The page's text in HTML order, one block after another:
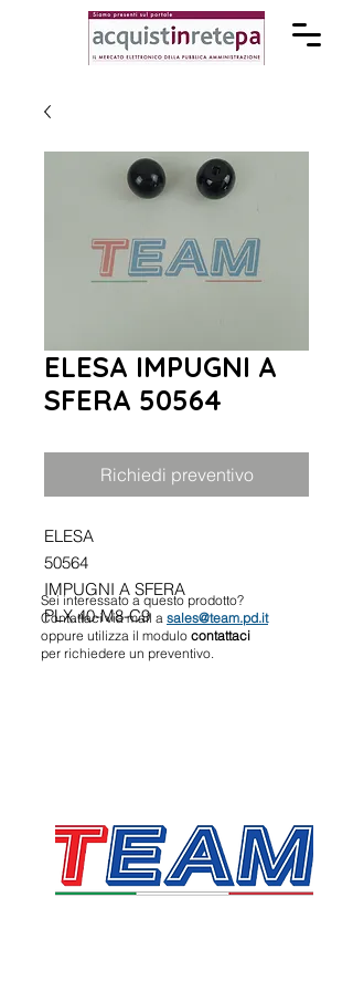
ELESA IMPUGNI A
SFERA 50564
Richiedi preventivo
ELESA
50564
IMPUGNI A SFERA
PLX.40-M8-C9
Sei interessato a questo prodotto?
Contattaci via mail a sales@team.pd.it
oppure utilizza il modulo contattaci
per richiedere un preventivo.